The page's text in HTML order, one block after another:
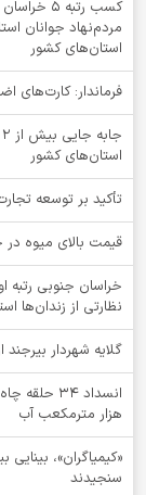
کسب
مردم‌نهاد جوانان
استان‌های کشور
فرماندار: کارت‌های
استان‌های کشور
تأکید بر توسعه
قیمت بالای میوه در
نظارتی از زندان‌ها
گلایه شهردار
هزار مترمکعب آب
سنجیدند